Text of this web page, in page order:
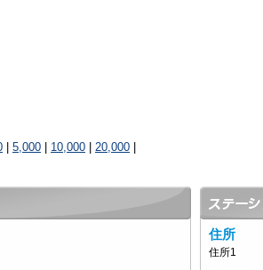
5,000 10,000 20,000
住所
住所1